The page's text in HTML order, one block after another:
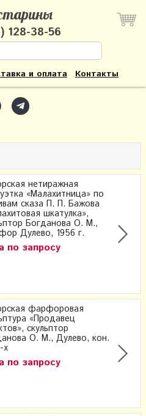
128-38-56
и оплата Контакты
нетиражная
«Малахитница» по
сказа П. П. Бажова
шкатулка»,
Богданова О. М.,
Дулево, 1956 г.
по запросу
фарфоровая
«Продавец
скульптор
О. М., Дулево, кон.
х
по запросу